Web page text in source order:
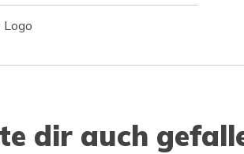
dir auch